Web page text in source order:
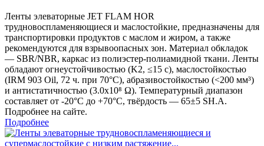
Ленты элеваторные JET FLAM HOR
трудновоспламеняющиеся и маслостойкие, предназначены для
транспортировки продуктов с маслом и жиром, а также
рекомендуются для взрывоопасных зон. Материал обкладок
— SBR/NBR, каркас из полиэстер-полиамидной ткани. Ленты
обладают огнеустойчивостью (K2, ≤15 с), маслостойкостью
(IRM 903 Oil, 72 ч. при 70°C), абразивостойкостью (<200 мм³)
и антистатичностью (3.0х10⁸ Ω). Температурный диапазон
составляет от -20°С до +70°C, твёрдость — 65±5 SH.A.
Подробнее на сайте.
Подробнее